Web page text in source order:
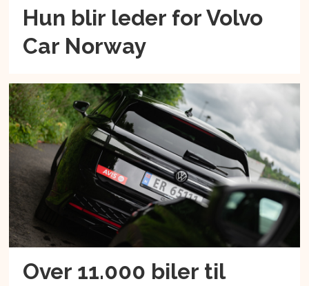
Hun blir leder for Volvo
Car Norway
Over 11.000 biler til